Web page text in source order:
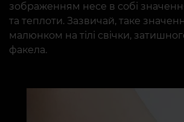
зображенням несе в собі
та теплоти. Зазвичай, таке
малюнком на тілі свічки,
факела.